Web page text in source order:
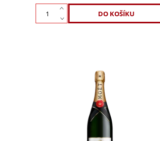
Moët & Chandon Impérial Brut 0,75l:
Ikonické šampaňské pro vaši oslavu.
Jasná ovocnost, svůdná chuť a
elegantní zralost. Oslavte s námi styl.